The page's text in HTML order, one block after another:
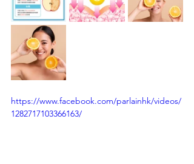
https://www.facebook.com/parlainhk/videos/
1282717103366163/